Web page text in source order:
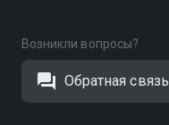
Возникли вопросы?
Обратная связь